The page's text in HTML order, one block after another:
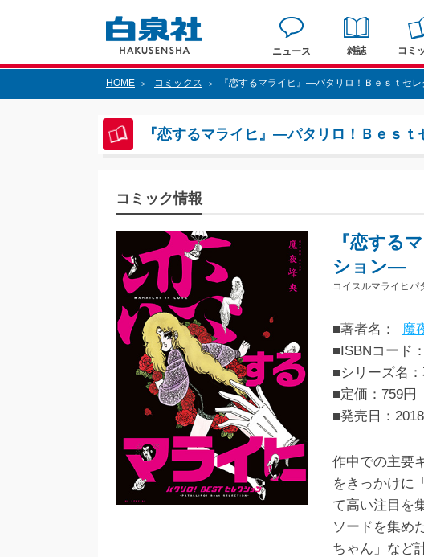
ニュース 雑誌 コミ
HOME > コミックス > 『恋するマライヒ』―パタリロ！Ｂｅｓｔセ
『恋するマライヒ』―パタリロ！Ｂｅｓ
コミック情報
『恋する
ション―
コイスルマライヒパ
■著者名：
魔
■ISBNコード
■シリーズ名
■定価：759円
■発売日：
作中での主要
をきっかけに
て高い注目を
ソードを集め
ちゃん」など